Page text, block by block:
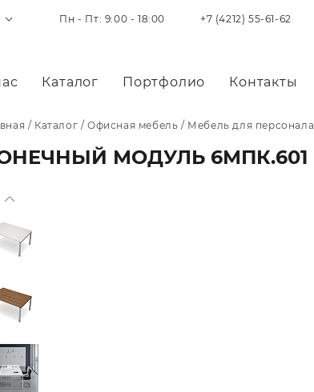
Пн - Пт: 9:00 - 18:00 +7 (4212) 55-61-62
Каталог Портфолио Контакты
/ Каталог /Офисная мебель / Мебель для персонала
МОДУЛЬ 6МПК.601